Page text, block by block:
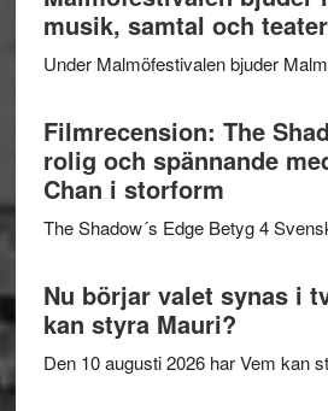
musik, samtal och teater
Under Malmöfestivalen bjuder
Filmrecension: The
rolig och spännande
Chan i storform
The Shadow´s Edge Betyg 4
Nu börjar valet synas i
kan styra Mauri?
Den 10 augusti 2026 har Vem kan